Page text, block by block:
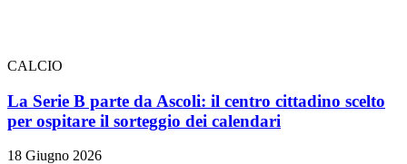
CALCIO
La Serie B parte da Ascoli: il centro cittadino scelto
per ospitare il sorteggio dei calendari
18 Giugno 2026